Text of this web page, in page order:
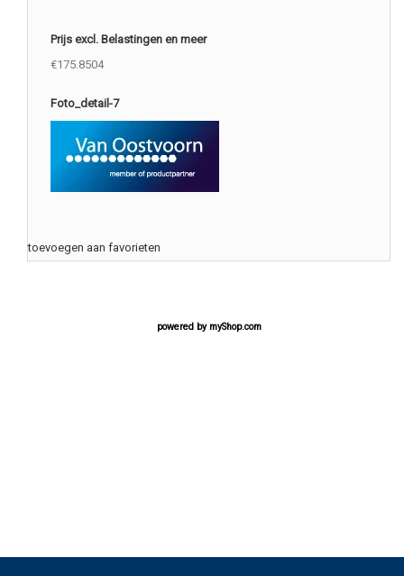
Prijs excl. Belastingen en meer
€175.8504
Foto_detail-7
toevoegen aan favorieten
powered by myShop.com